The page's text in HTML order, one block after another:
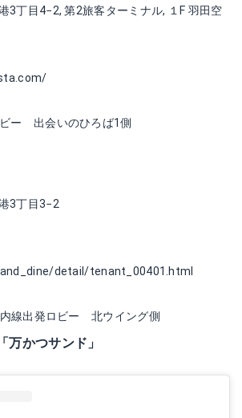
3丁目4−2, 第2旅客ターミナル, １F 羽田空
ー 出会いのひろば1側
3丁目3−2
detail/tenant_00401.html
線出発ロビー 北ウイング側
万かつサンド」